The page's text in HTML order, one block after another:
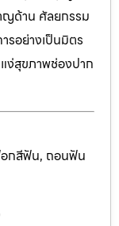
ญด้าน ศัลยกรรม
รอย่างเป็นมิตร
ง่สุขภาพช่องปาก
อกสีฟัน, ถอนฟัน